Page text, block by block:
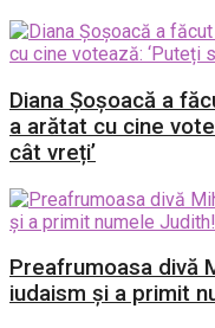
Diana Șoșoacă a
a arătat cu cine
cât vreți’
Preafrumoasa divă
iudaism și a primit